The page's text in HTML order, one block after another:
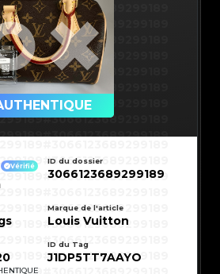
#3066123689299189
#3066123689299189
#3066123689299189
#3066123689299189
#3066123689299189
#3066123689299189
#3066123689299189
#3066123689299189
#3066123689299189
#3066123689299189
#3066123689299189
#3066123689299189
#3066123689299189
#3066123689299189
#3066123689299189
#3066123689299189
#3066123689299189
#3066123689299189
#3066123689299189
#3066123689299189
Vérifié
ID du dossier
3066123689299189
Marque de l'article
Louis Vuitton
ID du Tag
J1DP5TT7AAYO